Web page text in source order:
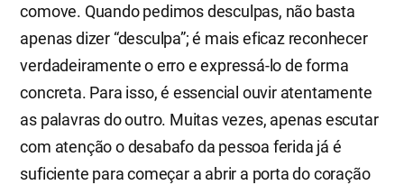
comove. Quando pedimos desculpas, não basta
apenas dizer “desculpa”; é mais eficaz reconhecer
verdadeiramente o erro e expressá-lo de forma
concreta. Para isso, é essencial ouvir atentamente
as palavras do outro. Muitas vezes, apenas escutar
com atenção o desabafo da pessoa ferida já é
suficiente para começar a abrir a porta do coração